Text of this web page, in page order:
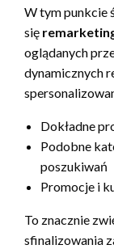
W tym punkcie
się
oglądanych
dynamicznych
Dokładne
Podobne
poszukiwań
Promocje i
To znacznie
sfinalizowania